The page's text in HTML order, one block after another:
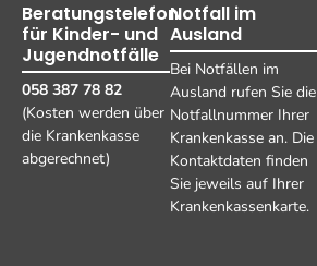
Beratungstelefon
für Kinder- und
Jugendnotfälle
058 387 78 82
(Kosten werden über
die Krankenkasse
abgerechnet)
Notfall im
Ausland
Bei Notfällen im
Ausland rufen Sie die
Notfallnummer Ihrer
Krankenkasse an. Die
Kontaktdaten finden
Sie jeweils auf Ihrer
Krankenkassenkarte.